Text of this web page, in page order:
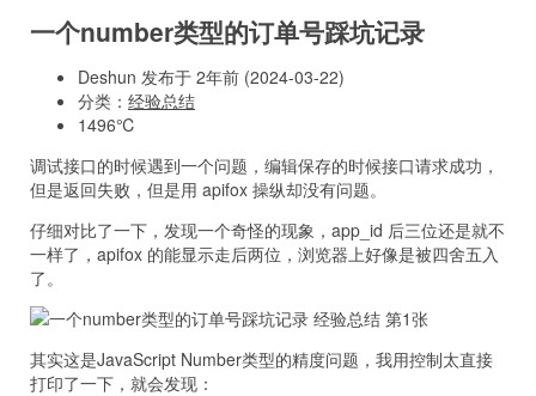
一个number类型的订单号踩坑记录
Deshun 发布于 2年前 (2024-03-22)
分类： 经验总结
1496℃
调试接口的时候遇到一个问题，编辑保存的时候接口请求成功，
但是返回失败，但是用 apifox 操纵却没有问题。
仔细对比了一下，发现一个奇怪的现象，app_id 后三位还是就不
一样了，apifox 的能显示走后两位，浏览器上好像是被四舍五入
了。
其实这是JavaScript Number类型的精度问题，我用控制太直接
打印了一下，就会发现：